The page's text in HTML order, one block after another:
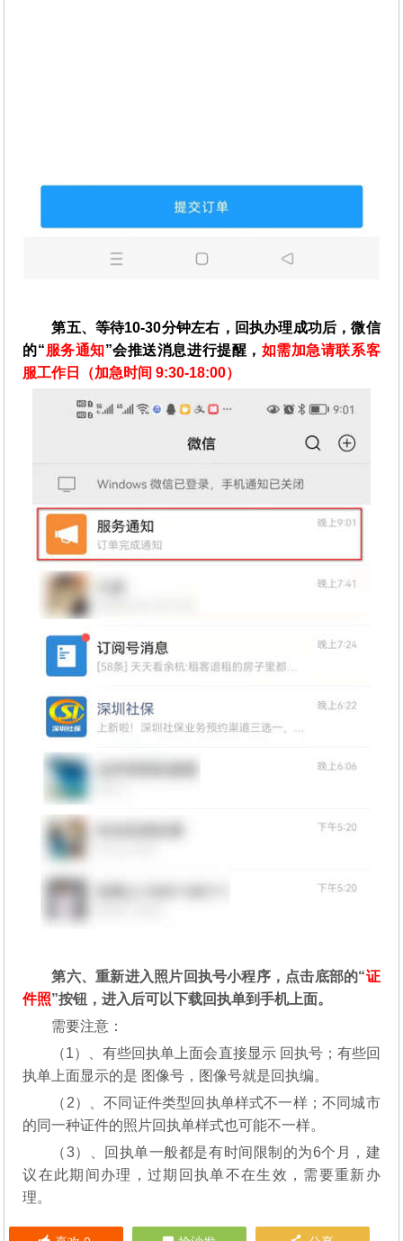
第五、等待10-30分钟左右，回执办理成功后，微信
的“服务通知”会推送消息进行提醒， 如需加急请联系客
服工作日（加急时间 9:30-18:00）
第六、重新进入照片回执号小程序，点击底部的“证
件照”按钮，进入后可以下载回执单到手机上面。
需要注意：
（1）、有些回执单上面会直接显示 回执号；有些回
执单上面显示的是 图像号，图像号就是回执编。
（2）、不同证件类型回执单样式不一样；不同城市
的同一种证件的照片回执单样式也可能不一样。
（3）、回执单一般都是有时间限制的为6个月，建
议在此期间办理，过期回执单不在生效，需要重新办
理。